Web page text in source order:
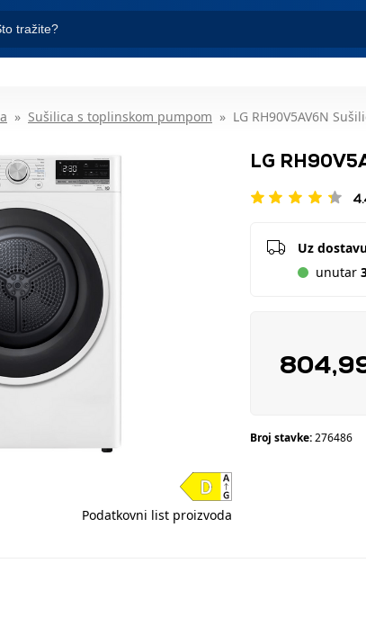
Sušilica s toplinskom pumpom LG RH90V5AV6N
Podatkovni list proizvoda
LG
Uz
unutar
Broj stavke:276486